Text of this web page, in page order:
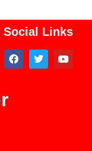
Social Links